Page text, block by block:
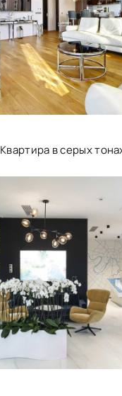
Квартира в серых